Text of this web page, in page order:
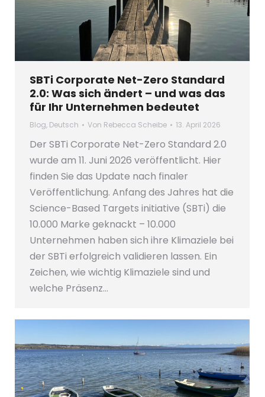
SBTi Corporate Net-Zero Standard
2.0: Was sich ändert – und was das
für Ihr Unternehmen bedeutet
Blog, Deutsch Von Rebecca Scheibe 13. April 2026
Der SBTi Corporate Net-Zero Standard 2.0
wurde am 11. Juni 2026 veröffentlicht. Hier
finden Sie das Update nach finaler
Veröffentlichung. Anfang des Jahres hat die
Science-Based Targets initiative (SBTi) die
10.000 Marke geknackt – 10.000
Unternehmen haben sich ihre Klimaziele bei
der SBTi erfolgreich validieren lassen. Ein
Zeichen, wie wichtig Klimaziele sind und
welche Präsenz…